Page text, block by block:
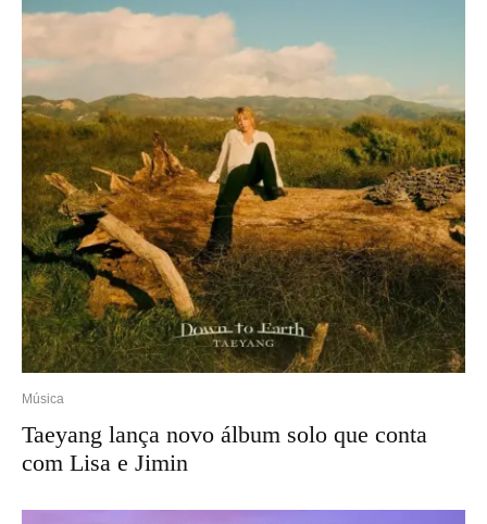
Música
Taeyang lança novo álbum solo que conta
com Lisa e Jimin